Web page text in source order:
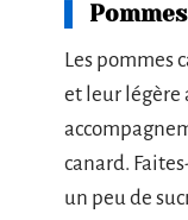
Les pommes
et leur légère
canard.
un peu de